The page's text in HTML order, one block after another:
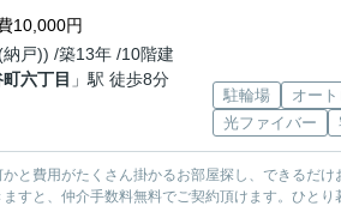
10,000円
戸)) /築13年 /10階建
六丁目 」駅 徒歩8分
駐輪場 オー
光ファイバー
と費用がたくさん掛かるお部屋探し、できるだけ
すと、仲介手数料無料でご契約頂けます。ひと